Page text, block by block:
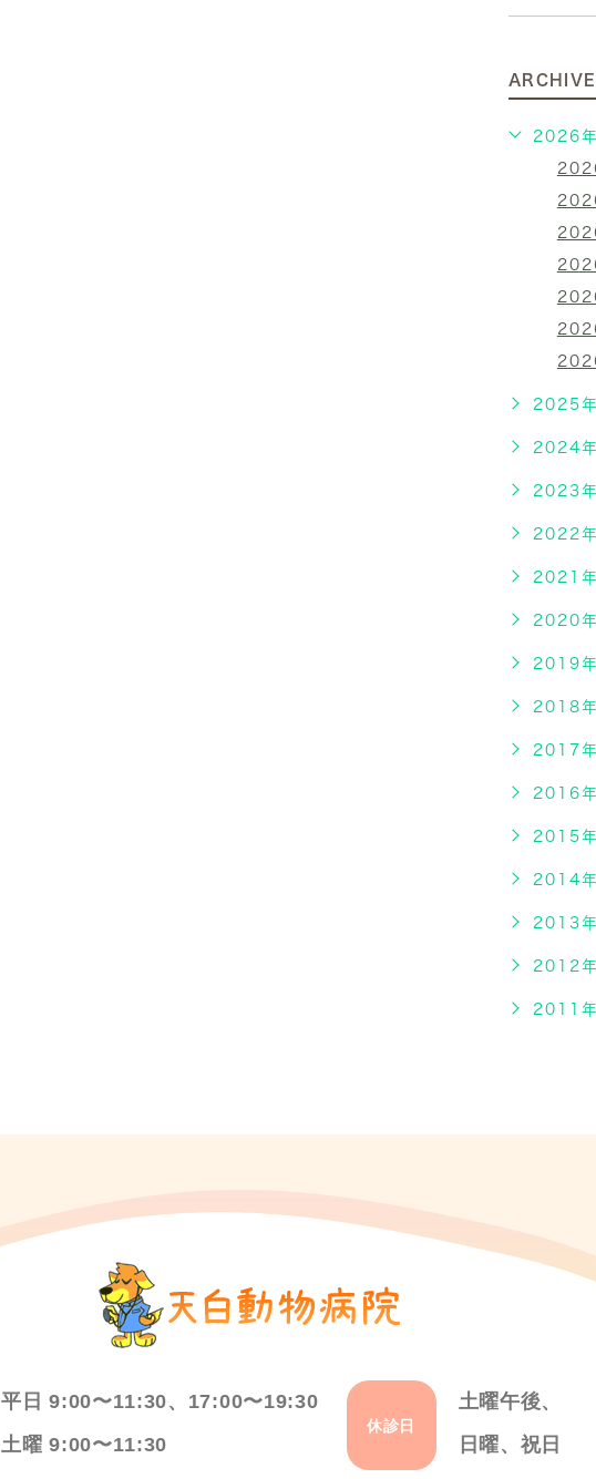
ARCHIVE
2026
2025
2024
2023
2022
2021
2020
2019
2018
2017
2016
2015
2014
2013
2012
2011
平日 9:00〜11:30、17:00〜19:30
土曜 9:00〜11:30
休診日
土曜午後、
日曜、祝日